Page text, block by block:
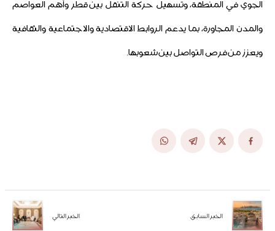
الجوي في المنطقة، وتسهيل حركة التنقل بين قطر وأهم العواصم
والمدن المجاورة، بما يدعم الروابط الاقتصادية والاجتماعية والثقافية
ويعزز من فرص التواصل بين شعوبها.
الخبر السابق الخبر التالي